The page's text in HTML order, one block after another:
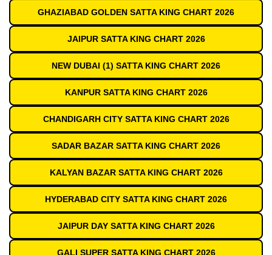
GHAZIABAD GOLDEN SATTA KING CHART 2026
JAIPUR SATTA KING CHART 2026
NEW DUBAI (1) SATTA KING CHART 2026
KANPUR SATTA KING CHART 2026
CHANDIGARH CITY SATTA KING CHART 2026
SADAR BAZAR SATTA KING CHART 2026
KALYAN BAZAR SATTA KING CHART 2026
HYDERABAD CITY SATTA KING CHART 2026
JAIPUR DAY SATTA KING CHART 2026
GALI SUPER SATTA KING CHART 2026